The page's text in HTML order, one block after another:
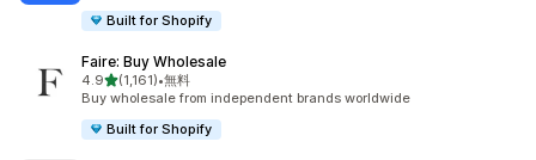
Built for Shopify
Faire: Buy Wholesale
4.95つ星中
(1,161)
合計レビュー数：1161件
•無料
Buy wholesale from independent brands worldwide
Built for Shopify